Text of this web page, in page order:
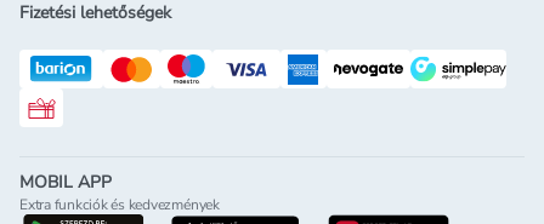
Fizetési lehetőségek
Rossmann ajándékkártya
MOBIL APP
Extra funkciók és kedvezmények